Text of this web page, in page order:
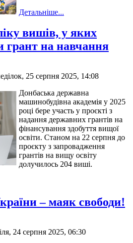
Детальніше...
вишів, у яких
грант на навчання
25 серпня 2025, 14:08
Донбаська державна
машинобудівна академія у 2025
році бере участь у проєкті з
надання державних грантів на
фінансування здобуття вищої
освіти. Станом на 22 серпня до
проєкту з запровадження
грантів на вищу освіту
долучилось 204 виші.
– маяк свободи!
24 серпня 2025, 06:30